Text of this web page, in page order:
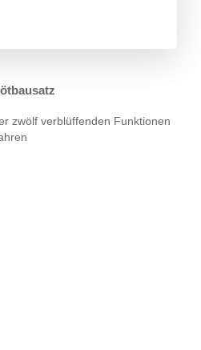
zwölf verblüffenden Funktionen